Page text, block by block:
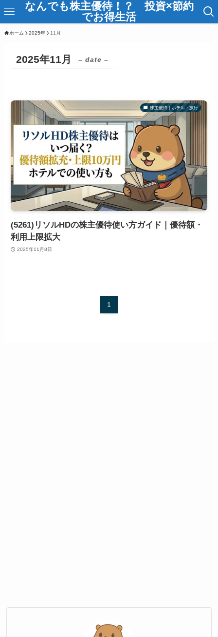
なんでも株主優待！？ 投資×節約
でお得生活
ホーム 2025年 11月
2025年11月 – date –
株主優待｜ホテル・旅行
(5261)リソルHDの株主優待使い方ガイド｜優待額・
利用上限拡大
2025年11月8日
1